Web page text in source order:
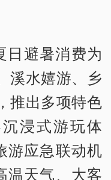
日避暑消费为
溪水嬉游、乡
推出多项特色
浸式游玩体
游应急联动机
温天气、大客